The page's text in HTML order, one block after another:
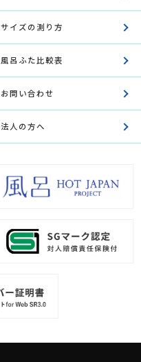
サイズの測り方
風呂ふた比較表
お問い合わせ
法人の方へ